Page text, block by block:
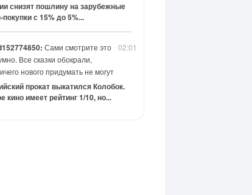
снизят пошлину на зарубежные
с 15% до 5%...
02:01
Сами смотрите это
Все сказки обокрали,
нового придумать не могут
прокат выкатился Колобок.
кино имеет рейтинг 1/10, но...